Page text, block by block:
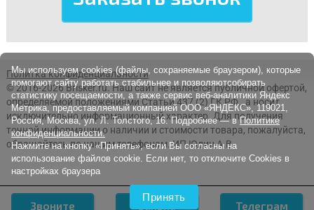
Политка конфиденциальности
© 2016-2026 Brisker.ru.Наш сайт не является публичной офертой,
определяемой положениями Статьи 437 (2) ГК РФ., а носит
исключительно информационный характер. Для получения
точной информации о наличии и стоимости товара, пожалуйста,
обращайтесь по нашим телефонам. ИП Юдин А.В.
Звоните Заявка Телеграм
Мы используем cookies (файлы, сохраняемые браузером), которые
помогают сайту работать стабильнее и позволяютсобирать
статистику посещаемости, а также сервис веб-аналитики Яндекс
Метрика, предоставляемый компанией ООО «ЯНДЕКС», 119021,
Россия, Москва, ул. Л. Толстого, 16. Подробнее — в Политике
конфиденциальности.
Нажмите на кнопку «Принять», если Вы согласны на
использование файлов cookie. Если нет, то отключите Cookies в
настройках браузера
Принять